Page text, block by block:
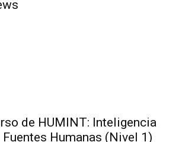
de HUMINT: Inteligencia
Fuentes Humanas (Nivel 1)